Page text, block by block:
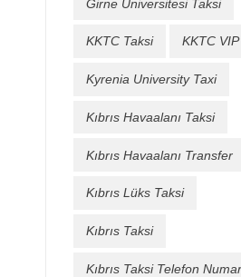
Girne Üniversitesi Taksi
KKTC Taksi KKTC
Kyrenia University Taxi
Kıbrıs Havaalanı Taksi
Kıbrıs Havaalanı Transfer
Kıbrıs Lüks Taksi
Kıbrıs Taksi
Kıbrıs Taksi Telefon